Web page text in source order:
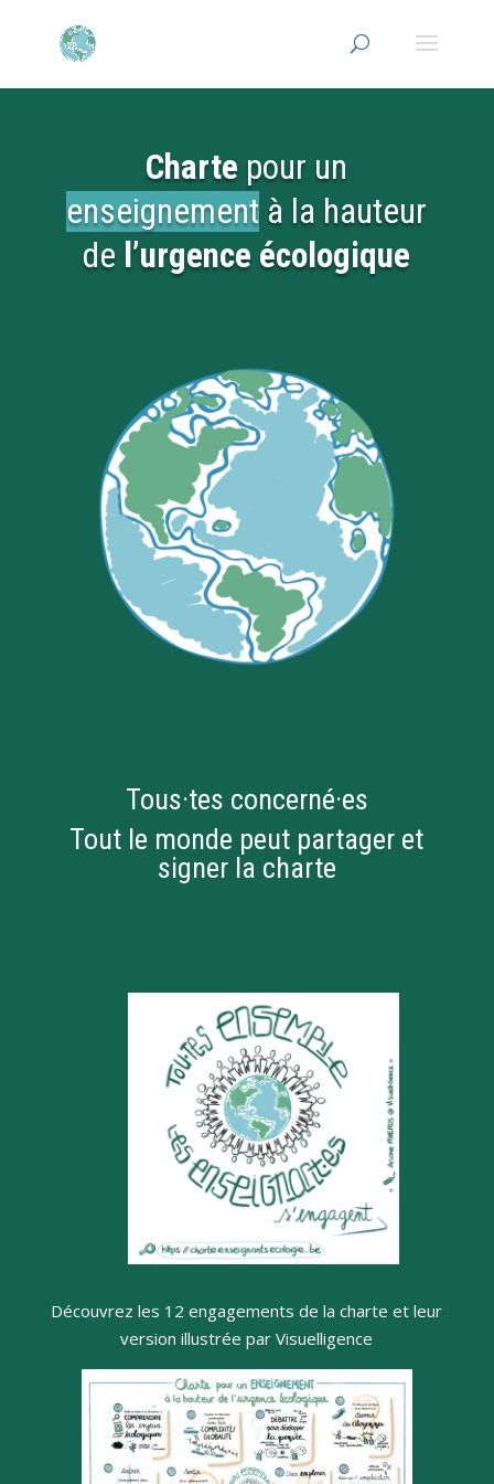
Charte pour un
enseignement à la hauteur
de l’urgence écologique
Tous·tes concerné·es
Tout le monde peut partager et
signer la charte
Découvrez les 12 engagements de la charte et leur
version illustrée par Visuelligence